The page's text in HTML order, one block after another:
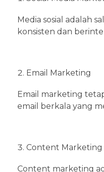
Media sosial adalah
konsisten dan
Email Marketing
Email marketing
email berkala yang
Content Marketing
Content marketing